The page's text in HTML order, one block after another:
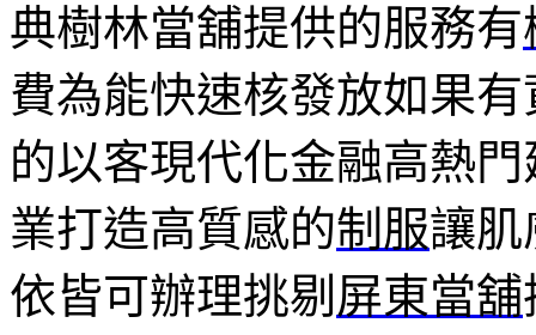
典樹林當舖提供的服務有
費為能快速核發放如果
的以客現代化金融高熱
業打造高質感的制服讓肌
依皆可辦理挑剔 屏東當舖